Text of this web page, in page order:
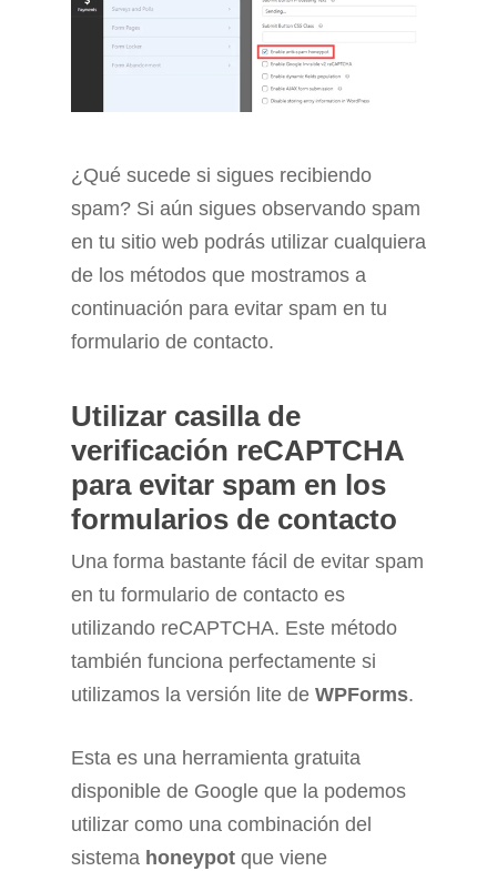
¿Qué sucede si sigues recibiendo
spam? Si aún sigues observando spam
en tu sitio web podrás utilizar cualquiera
de los métodos que mostramos a
continuación para evitar spam en tu
formulario de contacto.
Utilizar casilla de
verificación reCAPTCHA
para evitar spam en los
formularios de contacto
Una forma bastante fácil de evitar spam
en tu formulario de contacto es
utilizando reCAPTCHA. Este método
también funciona perfectamente si
utilizamos la versión lite de WPForms.
Esta es una herramienta gratuita
disponible de Google que la podemos
utilizar como una combinación del
sistema honeypot que viene